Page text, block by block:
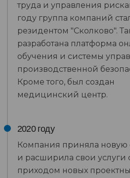
труда и управления
году группа компаний
резидентом "Сколково".
разработана платформа
обучения и системы
производственной
Кроме того, был создан
медицинский центр.
2020 году
Компания приняла новую
и расширила свои услуги
приходом новых